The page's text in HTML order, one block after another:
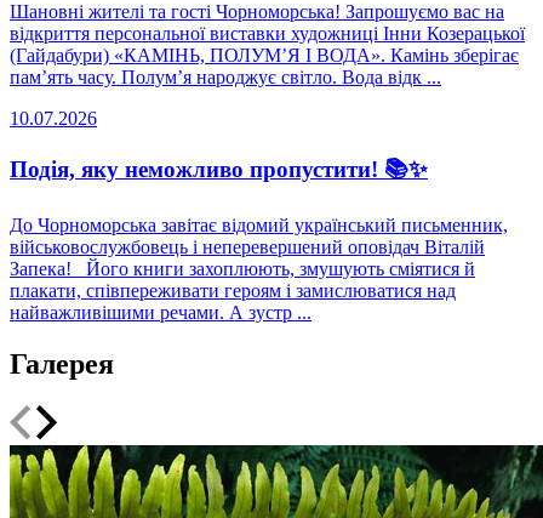
Шановні жителі та гості Чорноморська! Запрошуємо вас на
відкриття персональної виставки художниці Інни Козерацької
(Гайдабури) «КАМІНЬ, ПОЛУМ’Я І ВОДА». Камінь зберігає
пам’ять часу. Полум’я народжує світло. Вода відк ...
10.07.2026
Подія, яку неможливо пропустити! 📚✨
До Чорноморська завітає відомий український письменник,
військовослужбовець і неперевершений оповідач Віталій
Запека! Його книги захоплюють, змушують сміятися й
плакати, співпереживати героям і замислюватися над
найважливішими речами. А зустр ...
Галерея